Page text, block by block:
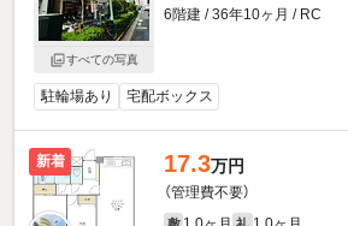
すべての写真
6階建 / 36年10ヶ月 / RC
駐輪場あり 宅配ボックス
新着 17.3万円
（管理費不要）